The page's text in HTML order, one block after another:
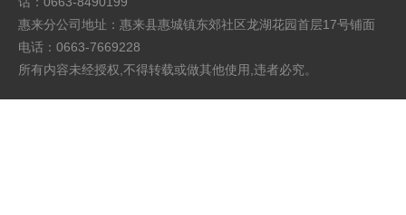
惠来分公司地址：惠来县惠城镇东郊社区龙湖花园首层17号铺面
电话：0663-7669228
所有内容未经授权,不得转载或做其他使用,违者必究。